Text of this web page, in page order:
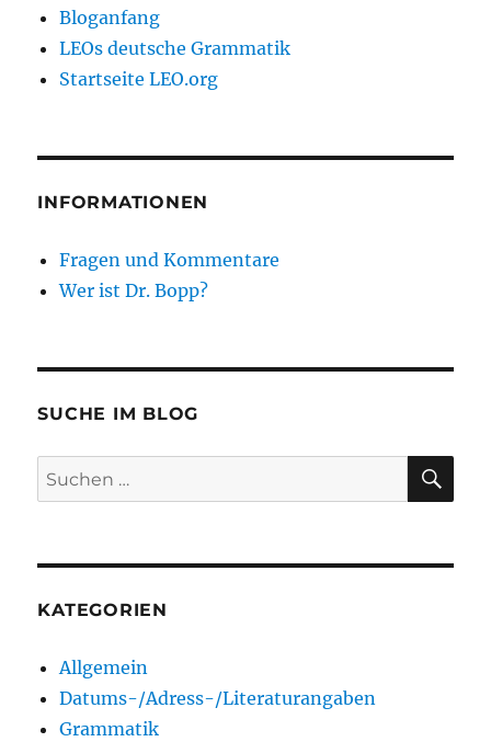
Bloganfang
LEOs deutsche Grammatik
Startseite LEO.org
INFORMATIONEN
Fragen und Kommentare
Wer ist Dr. Bopp?
SUCHE IM BLOG
Suchen
nach:
KATEGORIEN
Allgemein
Datums-/Adress-/Literaturangaben
Grammatik